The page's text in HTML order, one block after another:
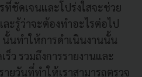
ที่ชัดเจนและโปร่งใสจะช่วย
รู้ว่าจะต้องทำอะไรต่อไป
นั้นทำให้การดำเนินงานนั้น
ร็ว รวมถึงการรายงานและ
ยวันที่ทำให้เราสามารถตรวจ